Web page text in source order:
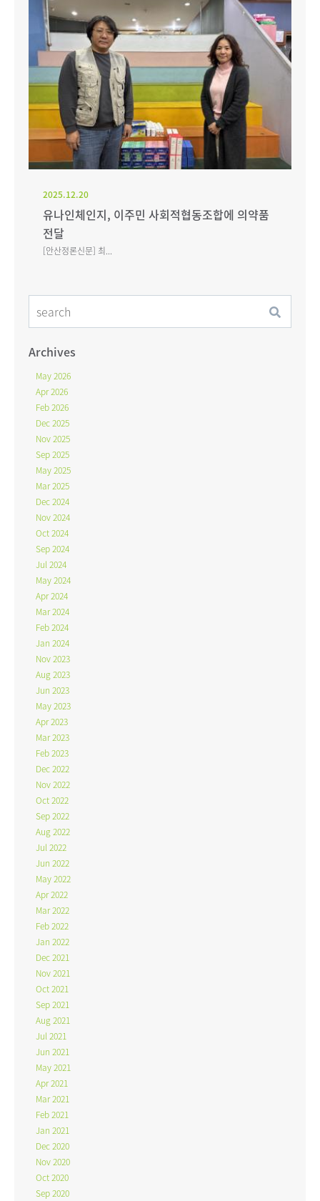
2025.12.20
유나인체인지, 이주민 사회적협동조합에 의약품
전달
[안산정론신문] 최...
Archives
May 2026
Apr 2026
Feb 2026
Dec 2025
Nov 2025
Sep 2025
May 2025
Mar 2025
Dec 2024
Nov 2024
Oct 2024
Sep 2024
Jul 2024
May 2024
Apr 2024
Mar 2024
Feb 2024
Jan 2024
Nov 2023
Aug 2023
Jun 2023
May 2023
Apr 2023
Mar 2023
Feb 2023
Dec 2022
Nov 2022
Oct 2022
Sep 2022
Aug 2022
Jul 2022
Jun 2022
May 2022
Apr 2022
Mar 2022
Feb 2022
Jan 2022
Dec 2021
Nov 2021
Oct 2021
Sep 2021
Aug 2021
Jul 2021
Jun 2021
May 2021
Apr 2021
Mar 2021
Feb 2021
Jan 2021
Dec 2020
Nov 2020
Oct 2020
Sep 2020